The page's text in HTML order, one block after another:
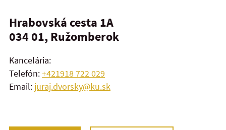
Hrabovská cesta 1A
034 01, Ružomberok
Kancelária:
Telefón:+421918 722 029
Email: juraj.dvorsky@ku.sk